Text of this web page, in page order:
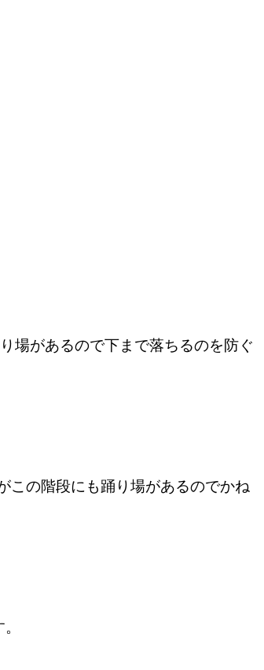
場があるので下まで落ちるのを防ぐ
この階段にも踊り場があるのでかね